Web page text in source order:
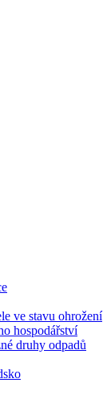
ve stavu ohrožení
hospodářství
druhy odpadů